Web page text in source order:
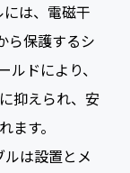
は、電磁干
ら保護するシ
ドにより、
抑えられ、安
す。
は設置とメ